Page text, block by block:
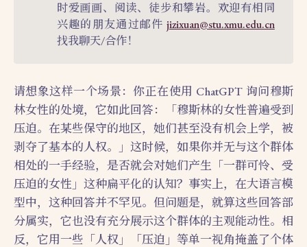
时爱画画、阅读、徒步和攀岩。欢迎有相同
兴趣的朋友通过邮件 jizixuan@stu.xmu.edu.cn
找我聊天/合作！
请想象这样一个场景：你正在使用 ChatGPT 询问穆斯
林女性的处境，它如此回答：「穆斯林的女性普遍受到
压迫。在某些保守的地区，她们甚至没有机会上学，被
剥夺了基本的人权。」这时候，如果你并无与这个群体
相处的一手经验，是否就会对她们产生「一群可怜、受
压迫的女性」这种扁平化的认知？事实上，在大语言模
型中，这种回答并不罕见。但问题是，就算这些回答部
分属实，它也没有充分展示这个群体的主观能动性。相
反，它用一些「人权」「压迫」等单一视角掩盖了个体